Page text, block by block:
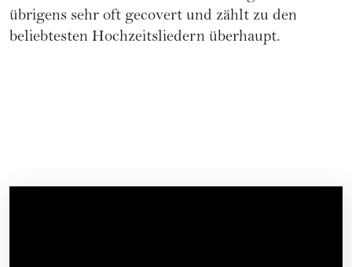
übrigens sehr oft gecovert und zählt zu den
beliebtesten Hochzeitsliedern überhaupt.